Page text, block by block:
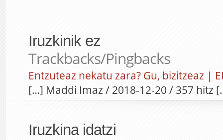
Iruzkinik ez
Trackbacks/Pingbacks
Entzuteaz nekatu zara? Gu, bizitzeaz |
[…] Maddi Imaz / 2018-12-20 / 357 hitz
Iruzkina idatzi